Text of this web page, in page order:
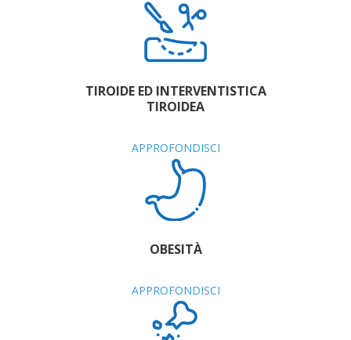
TIROIDE ED INTERVENTISTICA
TIROIDEA
APPROFONDISCI
OBESITÀ
APPROFONDISCI